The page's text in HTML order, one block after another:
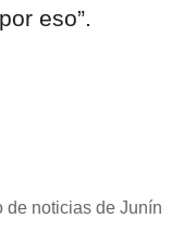
eso”.
de noticias de Junín